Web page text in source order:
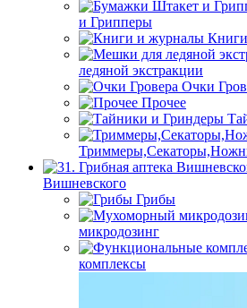
и Грипперы
ледяной экстракции
Очки
Прочее
Вишневского
Грибы
микродозинг
комплексы